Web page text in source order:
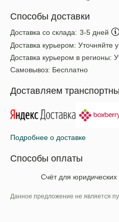
Способы доставки
Доставка со склада: 3-5 дней
Доставка курьером: Уточняйте
Доставка курьером в регионы:
Самовывоз: Бесплатно
Доставляем
Подробнее о доставке
Способы оплаты
Счёт для юридических
Данное предложение не является